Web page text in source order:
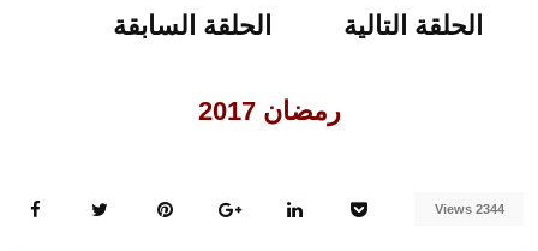
الحلقة التالية الحلقة السابقة
رمضان 2017
2344 Views